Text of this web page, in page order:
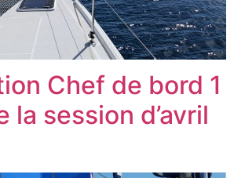
Chef de bord 1
la session d’avril